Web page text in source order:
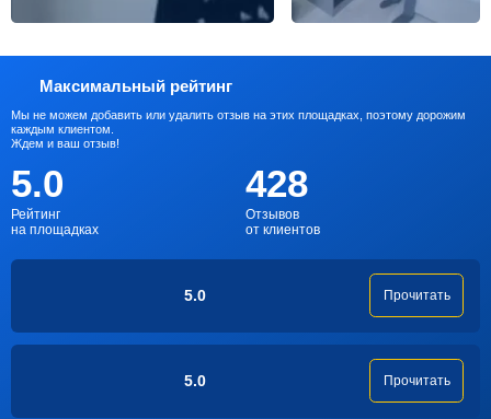
Максимальный рейтинг
Мы не можем добавить или удалить отзыв на этих площадках, поэтому дорожим
каждым клиентом.
Ждем и ваш отзыв!
5.0
Рейтинг
на площадках
428
Отзывов
от клиентов
5.0 Прочитать
5.0 Прочитать